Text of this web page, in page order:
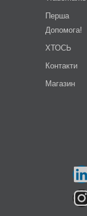
Перша
Допомога!
ХТОСЬ
Контакти
Магазин